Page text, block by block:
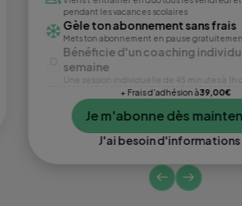
pendant les vacances scolaires
Gèle ton abonnement sans frais
Mets ton abonnement en pause
Bénéficie d'un coaching
semaine
Une session individuelle de 45 minutes à 1h
+ Frais d'adhésion à39,00€
Je m'abonne dès
J'ai besoin d'informations